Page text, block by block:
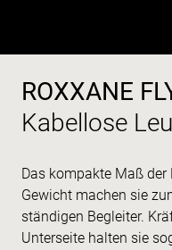
ROXXANE
Kabellose
Das kompakte Maß
Gewicht machen sie
ständigen Begleiter.
Unterseite halten sie